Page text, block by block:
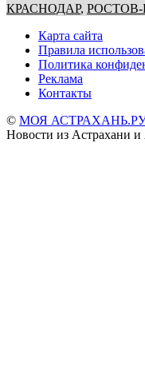
КРАСНОДАР,
Карта сайта
Правила
Политика
Реклама
Контакты
© МОЯ
Новости из Астрахани и